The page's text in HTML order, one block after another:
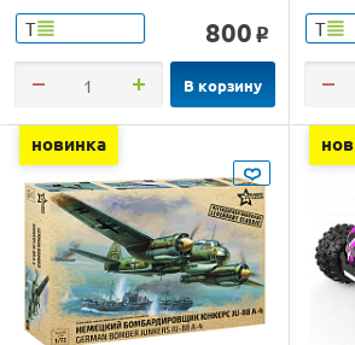
Т 800 o
В корзину
Т
новинка